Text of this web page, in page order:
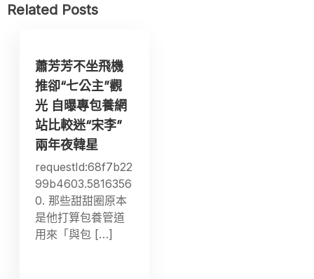
Related Posts
蕭芳芳不坐飛機
推卻“七公主”觀
光 自曝專包養網
站比較迷“宋李”
兩年夜韓星
requestId:68f7b22
99b4603.5816356
0. 那些甜甜圈原本
是他打算包養管道
用來「與包 […]